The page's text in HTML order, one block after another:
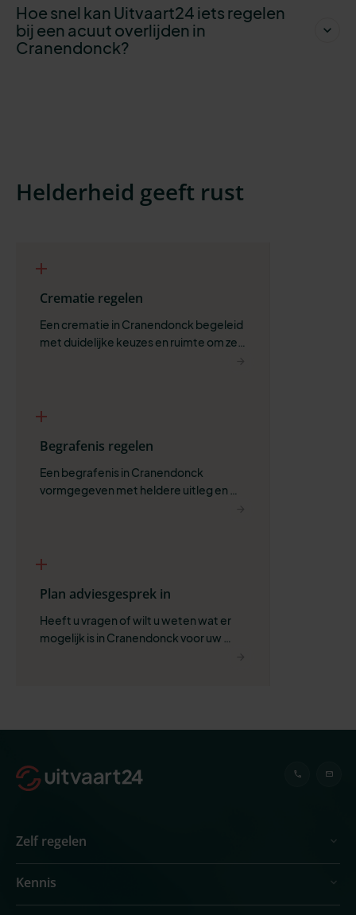
Hoe snel kan Uitvaart24 iets regelen
bij een acuut overlijden in
Cranendonck?
Helderheid geeft rust
Crematie regelen
Een crematie in Cranendonck begeleid
met duidelijke keuzes en ruimte om zelf
Begrafenis regelen
Een begrafenis in Cranendonck
vormgegeven met heldere uitleg en
Plan adviesgesprek in
Heeft u vragen of wilt u weten wat er
mogelijk is in Cranendonck voor uw
Zelf regelen
Kennis